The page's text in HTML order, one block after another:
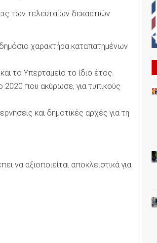
των τελευταίων δεκαετιών
χαρακτήρα καταπατημένων
το Υπερταμείο το ίδιο έτος.
2020 που ακύρωσε, για τυπικούς
και δημοτικές αρχές για τη
να αξιοποιείται αποκλειστικά για